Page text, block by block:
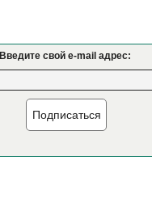
Введите свой e-mail адрес:
Подписаться